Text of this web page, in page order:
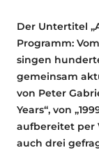
Der Untertitel
Programm:
singen
gemeinsam
von Peter
Years“, von
aufbereitet per
auch drei